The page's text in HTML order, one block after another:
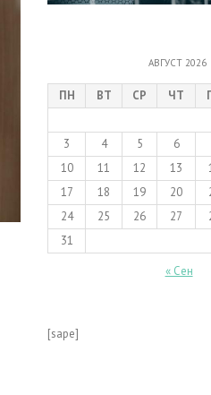
АВГУСТ 2026
ПН ВТ СР ЧТ
3
4 5 6
10
11 12 13
17
18 19 20
24
25 26 27
31
« Сен
[sape]